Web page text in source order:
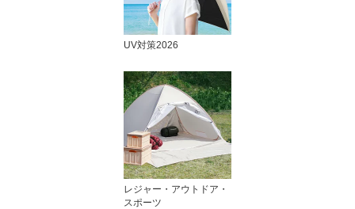
UV対策2026
レジャー・アウトドア・
スポーツ